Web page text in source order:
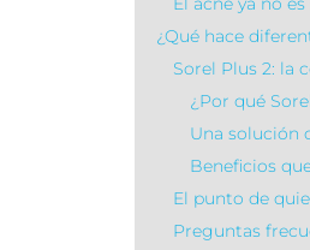
¿Qué hace
Sorel Plus 2: la
¿Por qué
Una solución
Beneficios
El punto de
Preguntas